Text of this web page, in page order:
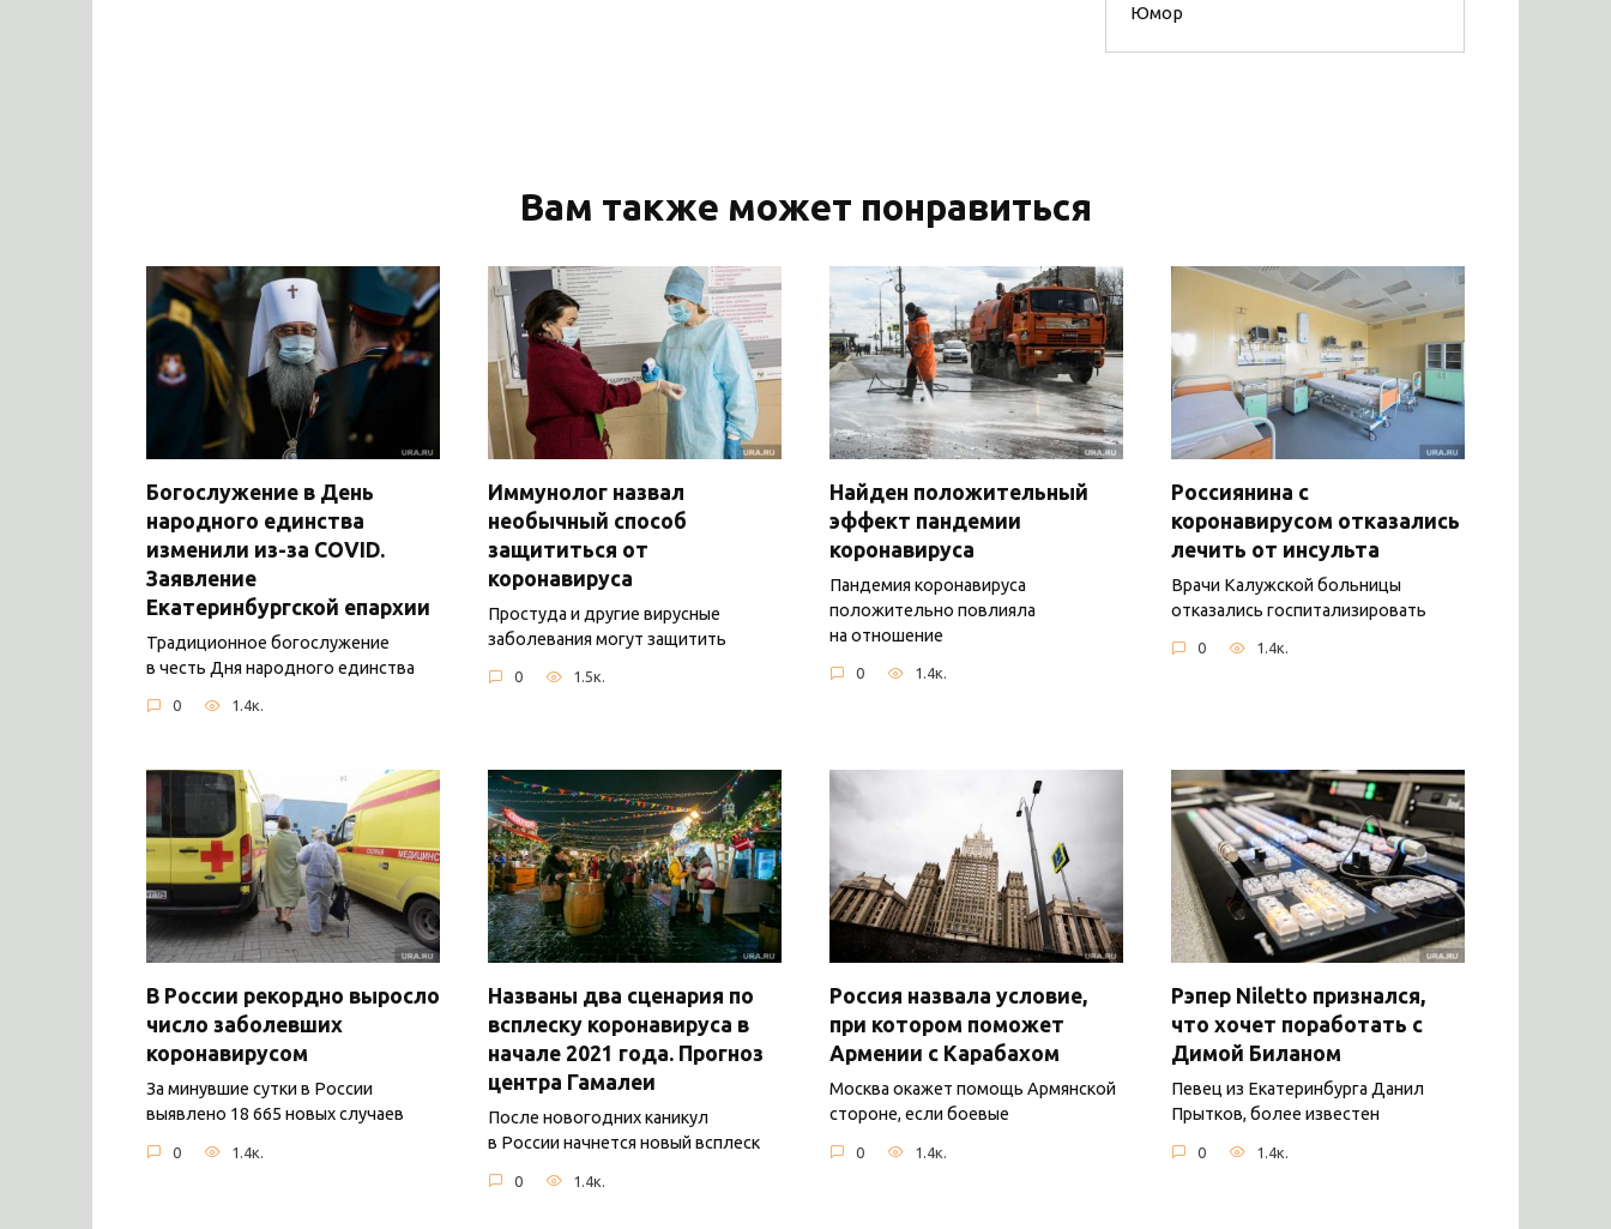
Юмор
Вам также может понравиться
Богослужение в День
народного единства
изменили из-за COVID.
Заявление
Екатеринбургской епархии
Традиционное богослужение
в честь Дня народного единства
0 1.4к.
Иммунолог назвал
необычный способ
защититься от
коронавируса
Простуда и другие вирусные
заболевания могут защитить
0 1.5к.
Найден положительный
эффект пандемии
коронавируса
Пандемия коронавируса
положительно повлияла
на отношение
0 1.4к.
Россиянина с
коронавирусом отказались
лечить от инсульта
Врачи Калужской больницы
отказались госпитализировать
0 1.4к.
В России рекордно выросло
число заболевших
коронавирусом
За минувшие сутки в России
выявлено 18 665 новых случаев
0 1.4к.
Названы два сценария по
всплеску коронавируса в
начале 2021 года. Прогноз
центра Гамалеи
После новогодних каникул
в России начнется новый всплеск
0 1.4к.
Россия назвала условие,
при котором поможет
Армении с Карабахом
Москва окажет помощь Армянской
стороне, если боевые
0 1.4к.
Рэпер Niletto признался,
что хочет поработать с
Димой Биланом
Певец из Екатеринбурга Данил
Прытков, более известен
0 1.4к.